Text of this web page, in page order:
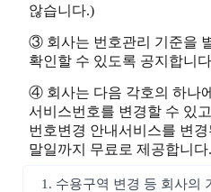
않습니다.)
③ 회사는 번호관리 기준을
확인할 수 있도록 공지합니
④ 회사는 다음 각호의 하나
서비스번호를 변경할 수 있
번호변경 안내서비스를 변
말일까지 무료로 제공합니다.
1. 수용구역 변경 등 회사의